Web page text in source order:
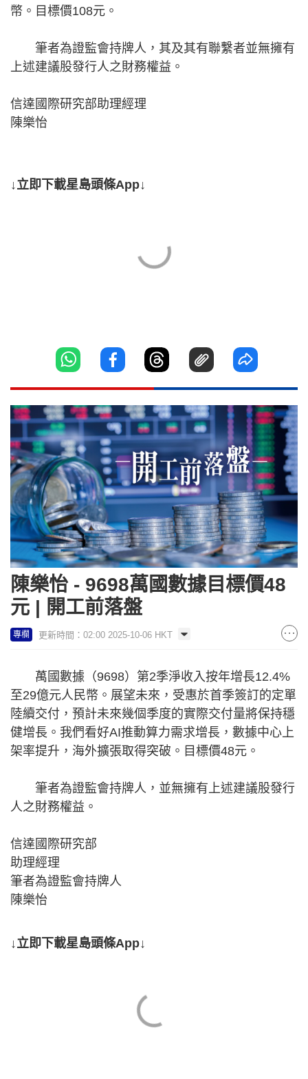
幣。目標價108元。
筆者為證監會持牌人，其及其有聯繫者並無擁有
上述建議股發行人之財務權益。
信達國際研究部助理經理
陳樂怡
↓立即下載星島頭條App↓
陳樂怡 - 9698萬國數據目標價48
元 | 開工前落盤
專欄 更新時間：02:00 2025-10-06 HKT
萬國數據（9698）第2季淨收入按年增長12.4%
至29億元人民幣。展望未來，受惠於首季簽訂的定單
陸續交付，預計未來幾個季度的實際交付量將保持穩
健增長。我們看好AI推動算力需求增長，數據中心上
架率提升，海外擴張取得突破。目標價48元。
筆者為證監會持牌人，並無擁有上述建議股發行
人之財務權益。
信達國際研究部
助理經理
筆者為證監會持牌人
陳樂怡
↓立即下載星島頭條App↓